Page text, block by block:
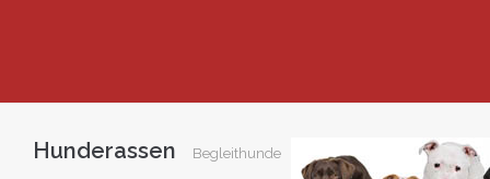
Hunderassen Begleithunde